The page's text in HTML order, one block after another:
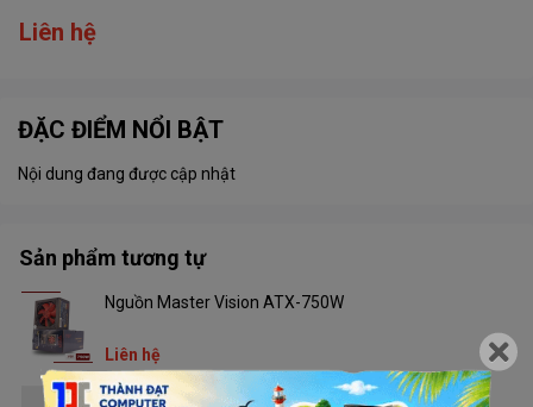
Liên hệ
ĐẶC ĐIỂM NỔI BẬT
Nội dung đang được cập nhật
Sản phẩm tương tự
Nguồn Master Vision ATX-750W
Liên hệ
Nguồn Golden Field Dragon GTX480